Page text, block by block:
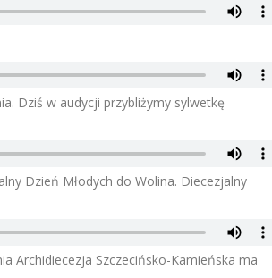
Dziś w audycji przybliżymy sylwetkę
Dzień Młodych do Wolina. Diecezjalny
Archidiecezja Szczecińsko-Kamieńska ma